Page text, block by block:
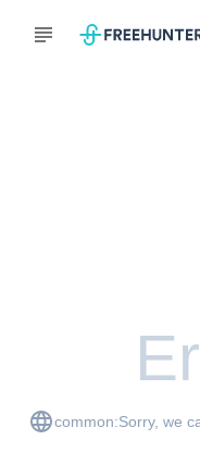
common:Sorry, we